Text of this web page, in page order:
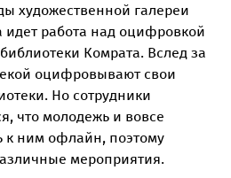
художественной галереи
идет работа над оцифровкой
Комрата. Вслед за
оцифровывают свои
Но сотрудники
что молодежь и вовсе
к ним офлайн, поэтому
мероприятия.